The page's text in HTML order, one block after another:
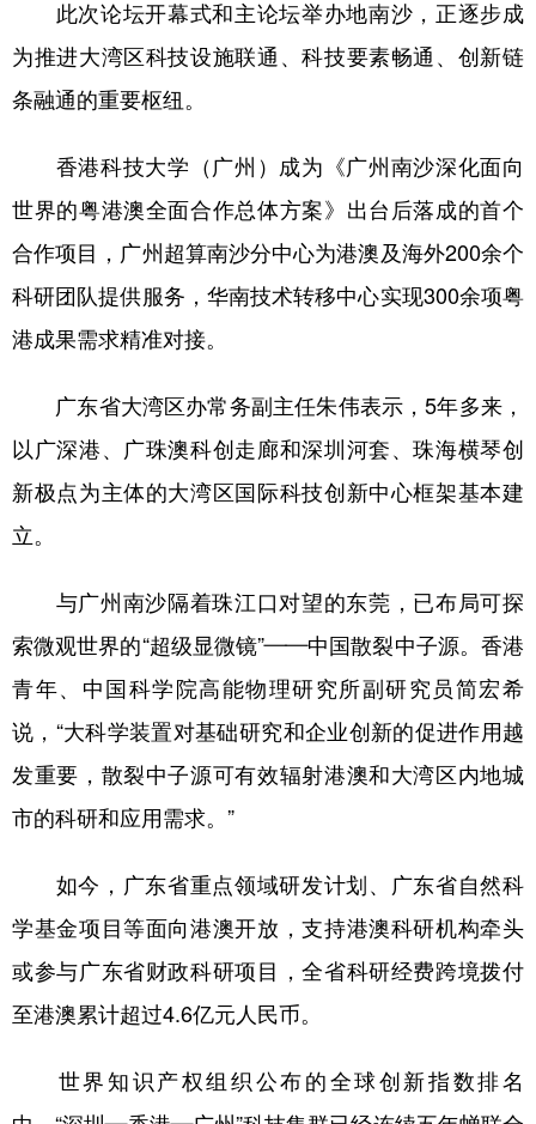
此次论坛开幕式和主论坛举办地南沙，正逐步成
为推进大湾区科技设施联通、科技要素畅通、创新链
条融通的重要枢纽。
香港科技大学（广州）成为《广州南沙深化面向
世界的粤港澳全面合作总体方案》出台后落成的首个
合作项目，广州超算南沙分中心为港澳及海外200余个
科研团队提供服务，华南技术转移中心实现300余项粤
港成果需求精准对接。
广东省大湾区办常务副主任朱伟表示，5年多来，
以广深港、广珠澳科创走廊和深圳河套、珠海横琴创
新极点为主体的大湾区国际科技创新中心框架基本建
立。
与广州南沙隔着珠江口对望的东莞，已布局可探
索微观世界的“超级显微镜”——中国散裂中子源。香港
青年、中国科学院高能物理研究所副研究员简宏希
说，“大科学装置对基础研究和企业创新的促进作用越
发重要，散裂中子源可有效辐射港澳和大湾区内地城
市的科研和应用需求。”
如今，广东省重点领域研发计划、广东省自然科
学基金项目等面向港澳开放，支持港澳科研机构牵头
或参与广东省财政科研项目，全省科研经费跨境拨付
至港澳累计超过4.6亿元人民币。
世界知识产权组织公布的全球创新指数排名